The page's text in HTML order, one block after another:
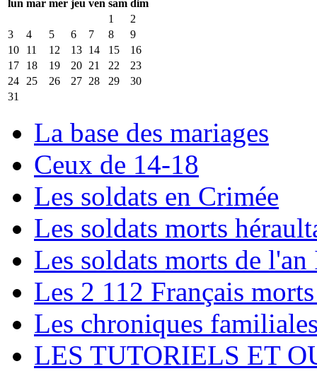
lun mar mer jeu ven sam dim
1
2
3
4 5 6 7 8
9
10
11 12 13 14 15
16
17
18 19 20 21 22
23
24
25 26 27 28 29
30
31
La base des mariages
Ceux de 14-18
Les soldats en Crimée
Les soldats morts
Les soldats morts de
Les 2 112 Français
Les chroniques
LES TUTORIELS ET